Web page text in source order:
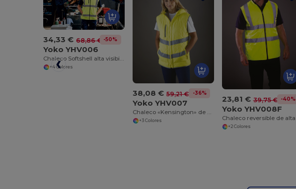
34,33 € 68,86 € -50%
Yoko YHV006
+4 Colores
38,08 € 59,21 € -36%
Yoko YHV007
+3 Colores
23,81 € 39,75 € -40%
Yoko YHV008F
+2 Colores